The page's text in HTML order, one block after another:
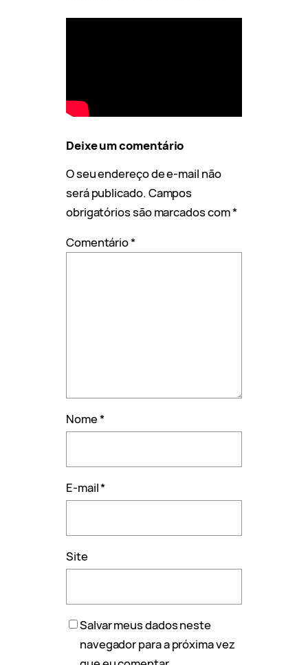
Deixe um comentário
O seu endereço de e-mail não
será publicado. Campos
obrigatórios são marcados com*
Comentário*
Nome*
E-mail*
Site
Salvar meus dados neste
navegador para a próxima vez